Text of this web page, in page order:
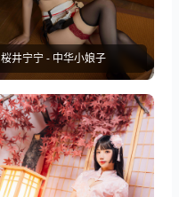
桜井宁宁 - 中华小娘子